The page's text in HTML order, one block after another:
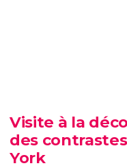
d’une visite de
Visite à la
des
York